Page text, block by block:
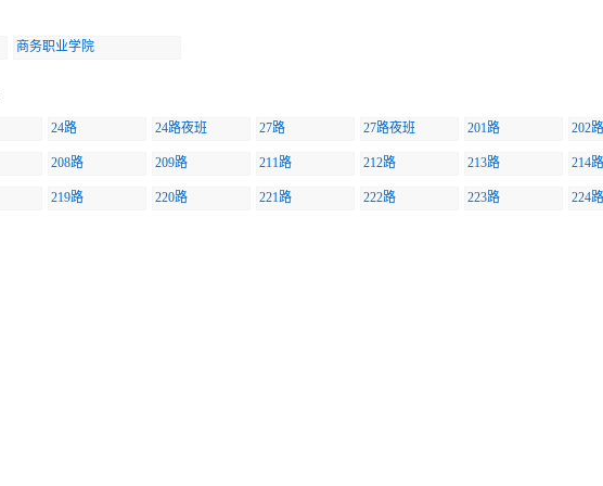
商务职业学院
24路 24路夜班 27路 27路夜班 201路 202路
208路 209路 211路 212路 213路 214路
219路 220路 221路 222路 223路 224路